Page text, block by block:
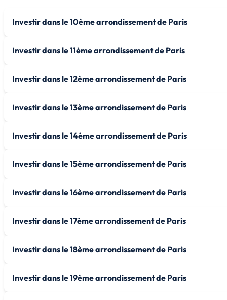
Investir dans le 10ème arrondissement de Paris
Investir dans le 11ème arrondissement de Paris
Investir dans le 12ème arrondissement de Paris
Investir dans le 13ème arrondissement de Paris
Investir dans le 14ème arrondissement de Paris
Investir dans le 15ème arrondissement de Paris
Investir dans le 16ème arrondissement de Paris
Investir dans le 17ème arrondissement de Paris
Investir dans le 18ème arrondissement de Paris
Investir dans le 19ème arrondissement de Paris